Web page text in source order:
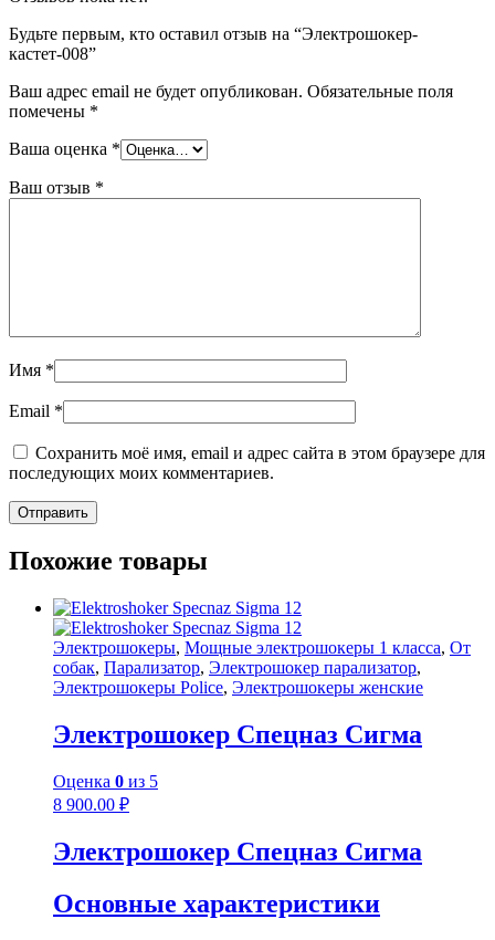
Будьте первым, кто оставил отзыв на “Электрошокер-
кастет-008”
Ваш адрес email не будет опубликован. Обязательные поля
помечены *
Ваша оценка *
Ваш отзыв *
Имя *
Email *
Сохранить моё имя, email и адрес сайта в этом браузере для
последующих моих комментариев.
Похожие товары
Электрошокеры, Мощные электрошокеры 1 класса, От
собак, Парализатор, Электрошокер парализатор,
Электрошокеры Police, Электрошокеры женские
Электрошокер Спецназ Сигма
Оценка 0 из 5
8 900.00 ₽
Электрошокер Спецназ Сигма
Основные характеристики